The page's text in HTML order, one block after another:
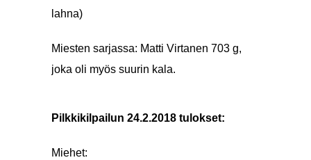
lahna)
Miesten sarjassa: Matti Virtanen 703 g,
joka oli myös suurin kala.
Pilkkikilpailun 24.2.2018 tulokset:
Miehet: